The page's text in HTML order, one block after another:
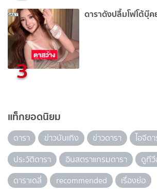
3
ดาราดังปลื้มโฟโต้บุ๊
แท็กยอดนิยม
ดารา ข่าวบันเทิง ข่าวดารา
ไอจีด
ประวัติดารา
อินสตราแกรมดารา
ดูที
ดาราเดลี่
recommended เรื่องย่อ